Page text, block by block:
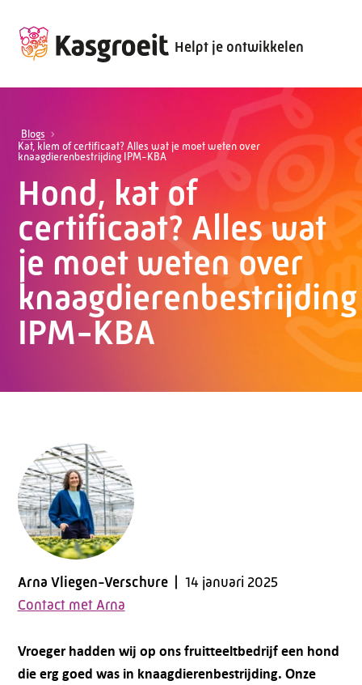
Helpt je ontwikkelen
Blogs
Kat, klem of certificaat? Alles wat je moet weten over
knaagdierenbestrijding IPM-KBA
Hond, kat of
certificaat? Alles wat
je moet weten over
knaagdierenbestrijding
IPM-KBA
Arna Vliegen-Verschure
14 januari 2025
Contact met Arna
Vroeger hadden wij op ons fruitteeltbedrijf een hond
die erg goed was in knaagdierenbestrijding. Onze